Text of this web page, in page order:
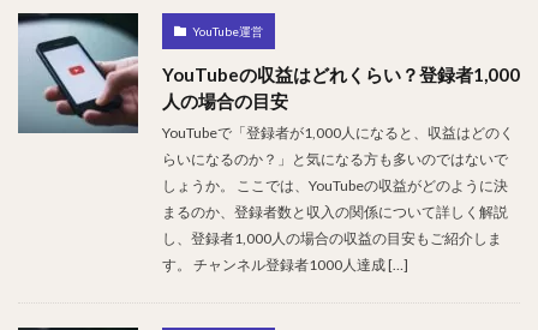
YouTube運営
YouTubeの収益はどれくらい？登録者1,000
人の場合の目安
YouTubeで「登録者が1,000人になると、収益はどのく
らいになるのか？」と気になる方も多いのではないで
しょうか。 ここでは、YouTubeの収益がどのように決
まるのか、登録者数と収入の関係について詳しく解説
し、登録者1,000人の場合の収益の目安もご紹介しま
す。 チャンネル登録者1000人達成 […]